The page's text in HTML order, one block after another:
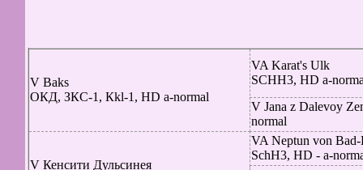
V Baks
ОКД, ЗКС-1, Кkl-1, HD a-normal
VA Karat's Ulk
SCHH3, HD a-
V Jana z Dalevoy
normal
V Кенсити Дульсинея
VA Neptun von
SchH3, HD - a-